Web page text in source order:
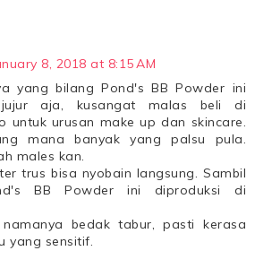
8, 2018 at 8:15 AM
yang bilang Pond's BB Powder ini
aja, kusangat malas beli di
untuk urusan make up dan skincare.
mana banyak yang palsu pula.
males kan.
trus bisa nyobain langsung. Sambil
BB Powder ini diproduksi di
bedak tabur, pasti kerasa
yang sensitif.